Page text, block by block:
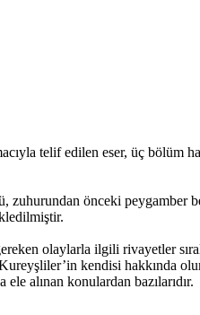
telif edilen eser, üç bölüm
zuhurundan önceki peygamber
olaylarla ilgili rivayetler
kendisi hakkında
alınan konulardan bazılarıdır.